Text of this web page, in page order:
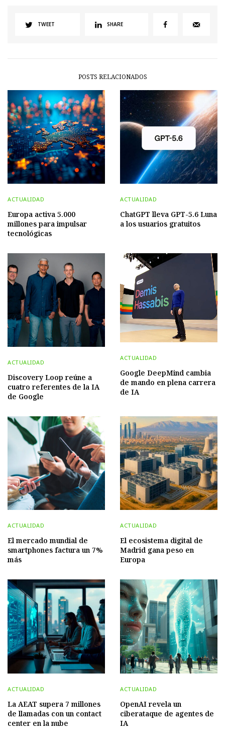
TWEET SHARE
POSTS RELACIONADOS
ACTUALIDAD
Europa activa 5.000
millones para impulsar
tecnológicas
ACTUALIDAD
ChatGPT lleva GPT-5.6 Luna
a los usuarios gratuitos
ACTUALIDAD
Discovery Loop reúne a
cuatro referentes de la IA
de Google
ACTUALIDAD
Google DeepMind cambia
de mando en plena carrera
de IA
ACTUALIDAD
El mercado mundial de
smartphones factura un 7%
más
ACTUALIDAD
El ecosistema digital de
Madrid gana peso en
Europa
ACTUALIDAD
La AEAT supera 7 millones
de llamadas con un contact
center en la nube
ACTUALIDAD
OpenAI revela un
ciberataque de agentes de
IA